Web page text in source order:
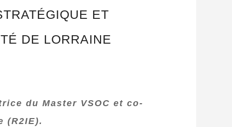
ET
DE LORRAINE
du Master VSOC et co-
(R2IE).